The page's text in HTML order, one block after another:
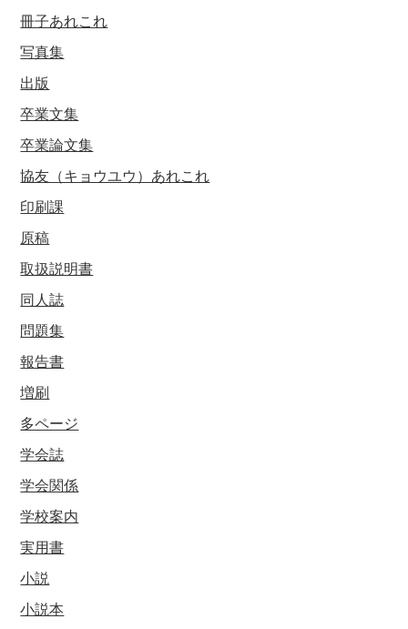
冊子あれこれ
写真集
出版
卒業文集
卒業論文集
協友（キョウユウ）あれこれ
印刷課
原稿
取扱説明書
同人誌
問題集
報告書
増刷
多ページ
学会誌
学会関係
学校案内
実用書
小説
小説本